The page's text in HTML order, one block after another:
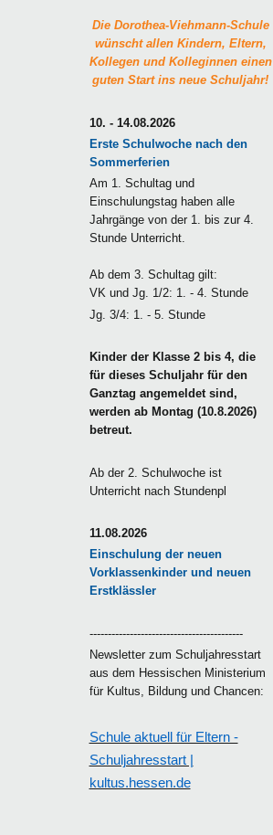
Die Dorothea-Viehmann-Schule
wünscht allen Kindern, Eltern,
Kollegen und Kolleginnen einen
guten Start ins neue Schuljahr!
10. - 14.08.2026
Erste Schulwoche nach den
Sommerferien
Am 1. Schultag und
Einschulungstag haben alle
Jahrgänge von der 1. bis zur 4.
Stunde Unterricht.
Ab dem 3. Schultag gilt:
VK und Jg. 1/2: 1. - 4. Stunde
Jg. 3/4: 1. - 5. Stunde
Kinder der Klasse 2 bis 4, die
für dieses Schuljahr für den
Ganztag angemeldet sind,
werden ab Montag (10.8.2026)
betreut.
Ab der 2. Schulwoche ist
Unterricht nach Stundenpl
11.08.2026
Einschulung der neuen
Vorklassenkinder und neuen
Erstklässler
------------------------------------------
Newsletter zum Schuljahresstart
aus dem Hessischen Ministerium
für Kultus, Bildung und Chancen:
Schule aktuell für Eltern -
Schuljahresstart |
kultus.hessen.de